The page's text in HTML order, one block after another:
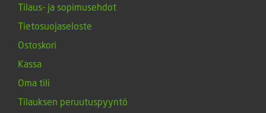
Tilaus- ja sopimusehdot
Tietosuojaseloste
Ostoskori
Kassa
Oma tili
Tilauksen peruutuspyyntö